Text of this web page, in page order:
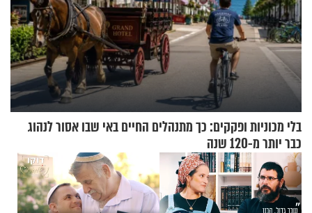
בלי מכוניות ופקקים: כך מתנהלים החיים באי שבו אסור לנהוג
כבר יותר מ-120 שנה